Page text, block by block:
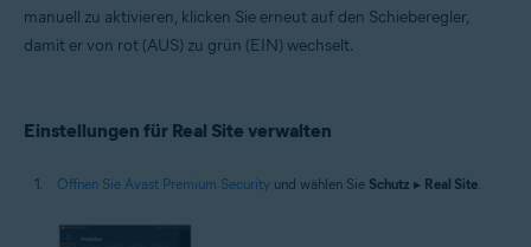
manuell zu aktivieren, klicken Sie erneut auf den Schieberegler,
damit er von rot (AUS) zu grün (EIN) wechselt.
Einstellungen für Real Site verwalten
Öffnen Sie Avast Premium Security und wählen Sie Schutz ▸ Real Site.